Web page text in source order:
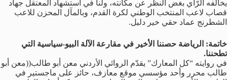
يخالفه الرّأي بغض النظر عن مكانته، ولنا في استشهاد المعتقل جهاد
قصاب لاعب المنتخب الوطني لكرة القدم، وبالمآل المحزن للاعب
الشطرنج عماد حقي خير دليل.
خاتمة: الرياضة حصننا الأخير في مقارعة الآلة البيو-سياسية التي
تطحننا.
في روايته “كل المعارك” يقدّم الروائي الأردني معن أبو طالب((معن أبو
طالب محرر وأحد مؤسسي موقع معازف، حائز على ماجستير في